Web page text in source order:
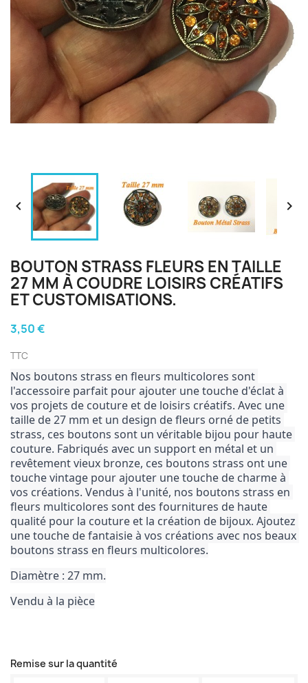
 
BOUTON STRASS FLEURS EN TAILLE
27 MM À COUDRE LOISIRS CRÉATIFS
ET CUSTOMISATIONS.
3,50 €
TTC
Nos boutons strass en fleurs multicolores sont
l'accessoire parfait pour ajouter une touche d'éclat à
vos projets de couture et de loisirs créatifs. Avec une
taille de 27 mm et un design de fleurs orné de petits
strass, ces boutons sont un véritable bijou pour haute
couture. Fabriqués avec un support en métal et un
revêtement vieux bronze, ces boutons strass ont une
touche vintage pour ajouter une touche de charme à
vos créations. Vendus à l'unité, nos boutons strass en
fleurs multicolores sont des fournitures de haute
qualité pour la couture et la création de bijoux. Ajoutez
une touche de fantaisie à vos créations avec nos beaux
boutons strass en fleurs multicolores.
Diamètre : 27 mm.
Vendu à la pièce
Remise sur la quantité